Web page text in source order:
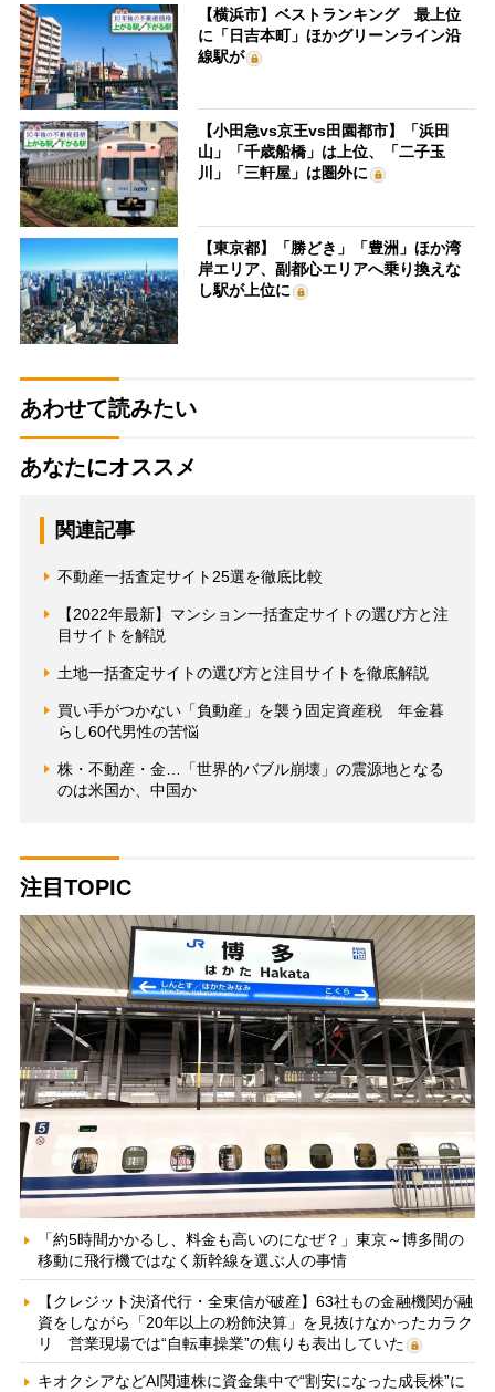
【横浜市】ベストランキング 最上位
に「日吉本町」ほかグリーンライン沿
線駅が
【小田急vs京王vs田園都市】「浜田
山」「千歳船橋」は上位、「二子玉
川」「三軒屋」は圏外に
【東京都】「勝どき」「豊洲」ほか湾
岸エリア、副都心エリアへ乗り換えな
し駅が上位に
あわせて読みたい
あなたにオススメ
関連記事
不動産一括査定サイト25選を徹底比較
【2022年最新】マンション一括査定サイトの選び方と注
目サイトを解説
土地一括査定サイトの選び方と注目サイトを徹底解説
買い手がつかない「負動産」を襲う固定資産税 年金暮
らし60代男性の苦悩
株・不動産・金…「世界的バブル崩壊」の震源地となる
のは米国か、中国か
注目TOPIC
「約5時間かかるし、料金も高いのになぜ？」東京～博多間の
移動に飛行機ではなく新幹線を選ぶ人の事情
【クレジット決済代行・全東信が破産】63社もの金融機関が融
資をしながら「20年以上の粉飾決算」を見抜けなかったカラク
リ 営業現場では“自転車操業”の焦りも表出していた
キオクシアなどAI関連株に資金集中で“割安になった成長株”に